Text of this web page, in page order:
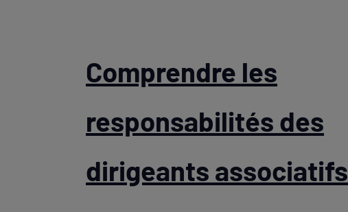
Comprendre les
responsabilités des
dirigeants associatifs